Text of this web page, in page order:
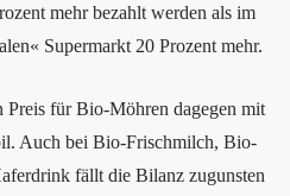
mehr bezahlt wer­den als im
Super­markt 20 Pro­zent mehr.
für Bio-Möh­ren dage­gen mit
Auch bei Bio-Frisch­milch, Bio-
fällt die Bilanz zuguns­ten